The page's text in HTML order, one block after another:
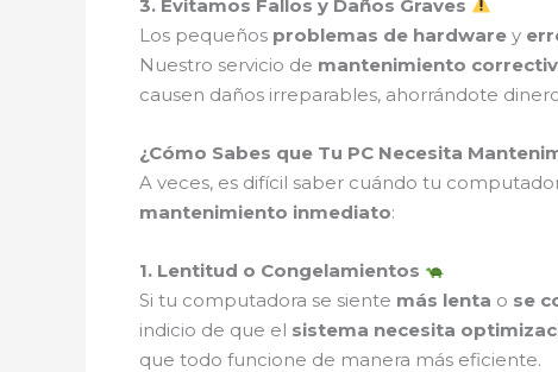
3. Evitamos Fallos y Daños Graves
Los pequeños problemas de hardware y
Nuestro servicio de mantenimiento
causen daños irreparables, ahorrándote
¿Cómo Sabes que Tu PC Necesita
A veces, es difícil saber cuándo tu
mantenimiento inmediato:
1. Lentitud o Congelamientos
Si tu computadora se siente más lenta o se
indicio de que el sistema necesita
que todo funcione de manera más eficiente.